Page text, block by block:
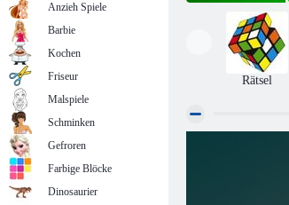
Rätsel
Anzieh Spiele
Barbie
Kochen
Friseur
Malspiele
Schminken
Gefroren
Farbige Blöcke
Dinosaurier